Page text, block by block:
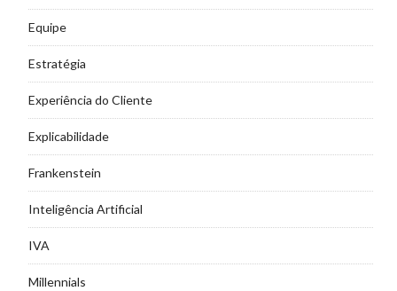
Equipe
Estratégia
Experiência do Cliente
Explicabilidade
Frankenstein
Inteligência Artificial
IVA
Millennials